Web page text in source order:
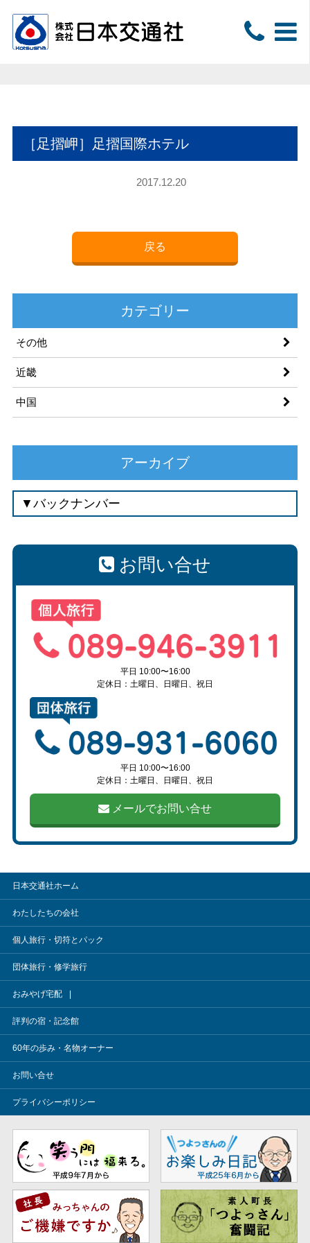
［足摺岬］足摺国際ホテル
2017.12.20
戻る
カテゴリー
その他
近畿
中国
アーカイブ
お問い合せ
平日 10:00〜16:00
定休日：土曜日、日曜日、祝日
平日 10:00〜16:00
定休日：土曜日、日曜日、祝日
メールでお問い合せ
日本交通社ホーム
わたしたちの会社
個人旅行・切符とパック
団体旅行・修学旅行
おみやげ宅配
評判の宿・記念館
60年の歩み・名物オーナー
お問い合せ
プライバシーポリシー